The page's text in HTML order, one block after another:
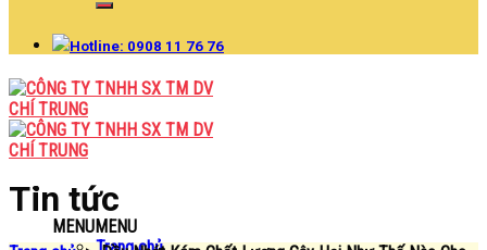
Hotline: 0908 11 76 76
MENUMENU
Tin tức